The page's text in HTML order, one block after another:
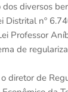
diversos
Distrital nº
Professor
de
diretor de